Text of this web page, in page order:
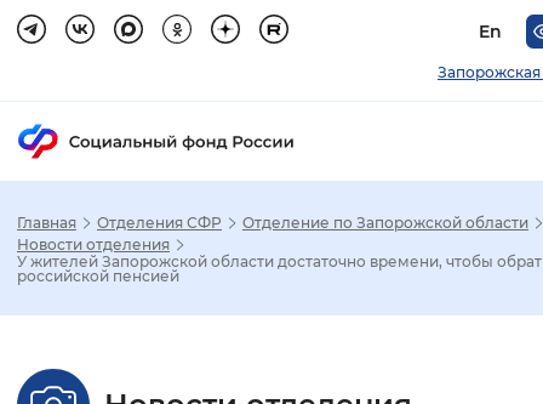
En
Запорожская
Главная Отделения СФР
Отделение по Запорожской области
Новости отделения
У жителей Запорожской области достаточно времени, чтобы
российской пенсией